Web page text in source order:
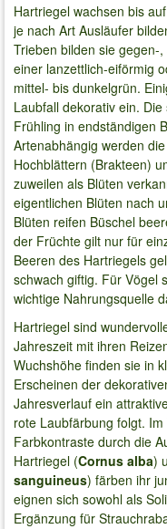
Hartriegel wachsen bis
je nach Art Ausläufer
Trieben bilden sie gegen-
einer lanzettlich-eiförmig
mittel- bis dunkelgrün.
Laubfall dekorativ ein.
Frühling in endständigen
Artenabhängig werden
Hochblättern (Brakteen)
zuweilen als Blüten
eigentlichen Blüten nach
Blüten reifen Büschel
der Früchte gilt nur für
Beeren des Hartriegels
schwach giftig. Für Vögel
wichtige Nahrungsquelle
Hartriegel sind
Jahreszeit mit ihren
Wuchshöhe finden sie in
Erscheinen der
Jahresverlauf ein
rote Laubfärbung folgt.
Farbkontraste durch die
Hartriegel (Cornus alba)
sanguineus) färben ihr
eignen sich sowohl als
Ergänzung für